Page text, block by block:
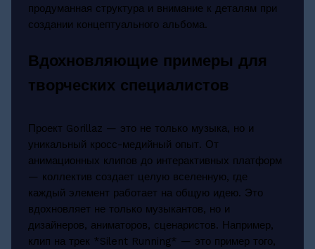
продуманная структура и внимание к деталям при
создании концептуального альбома.
Вдохновляющие примеры для
творческих специалистов
Проект Gorillaz — это не только музыка, но и
уникальный кросс-медийный опыт. От
анимационных клипов до интерактивных платформ
— коллектив создает целую вселенную, где
каждый элемент работает на общую идею. Это
вдохновляет не только музыкантов, но и
дизайнеров, аниматоров, сценаристов. Например,
клип на трек *Silent Running* — это пример того,